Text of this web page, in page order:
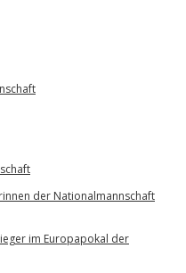
der Nationalmannschaft
im Europapokal der